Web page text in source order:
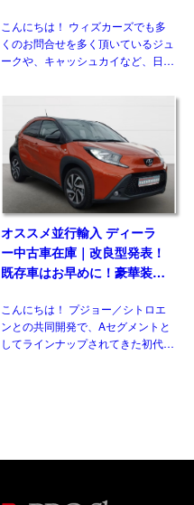
ハンドル
こんにちは！ ウィズカーズでも多
くのお問合せを多く頂いているジュ
ークや、キャッシュカイなど、日本
のLCV、NV300（NISSAN NV300
オススメ並行輸入 ディーラ
ー中古車在庫｜改良型発表！
既存車はお早めに！豪華装備
ゴX パルス 1.0VVT-i CVT 左
ハンドル
こんにちは！ プジョー／シトロエ
ンとの共同開発で、Aセグメントと
してラインナップされてきた初代と